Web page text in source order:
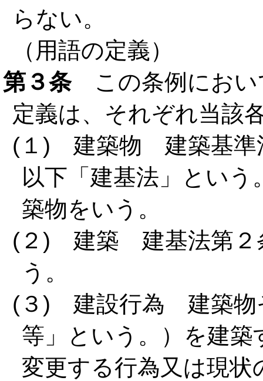
らない。
（用語の定義）
第３条この条例におい
定義は、それぞれ当該
(１) 建築物 建築基準
以下「建基法」とい
築物をいう。
(２) 建築 建基法第２
う。
(３) 建設行為 建築物
等」という。）を建
変更する行為又は現